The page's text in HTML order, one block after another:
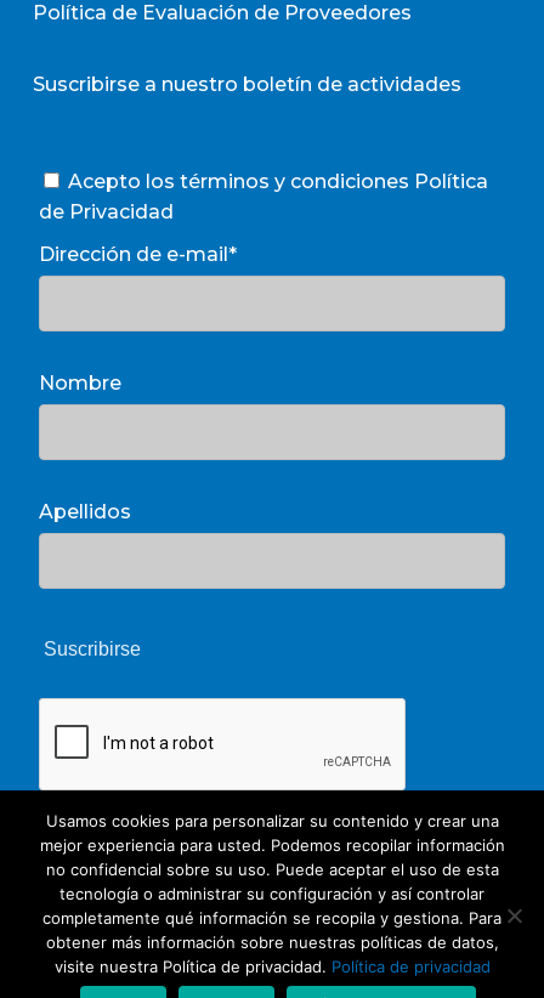
Política de Evaluación de Proveedores
Suscribirse a nuestro boletín de actividades
Acepto los términos y condiciones Política
de Privacidad
Dirección de e-mail*
Nombre
Apellidos
© 2026 Unate. CC Creative Commons
Usamos cookies para personalizar su contenido y crear una
mejor experiencia para usted. Podemos recopilar información
no confidencial sobre su uso. Puede aceptar el uso de esta
tecnología o administrar su configuración y así controlar
completamente qué información se recopila y gestiona. Para
obtener más información sobre nuestras políticas de datos,
visite nuestra Política de privacidad. Política de privacidad